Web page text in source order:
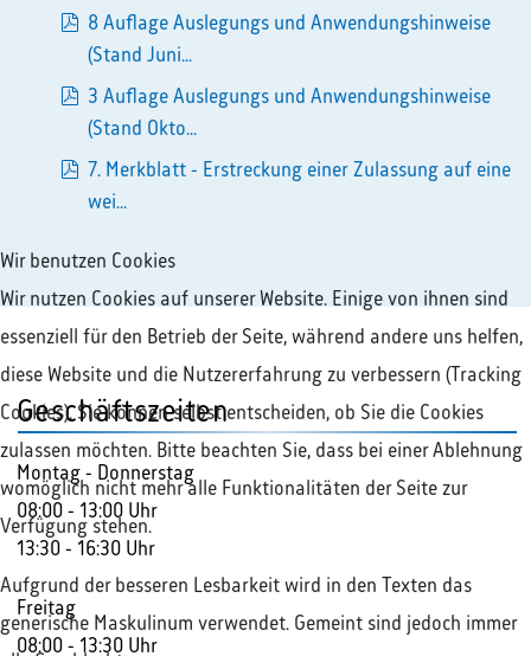
pdf
pdf
8 Auflage Auslegungs und Anwendungshinweise
(Stand Juni...
pdf
3 Auflage Auslegungs und Anwendungshinweise
(Stand Okto...
pdf
7. Merkblatt - Erstreckung einer Zulassung auf eine
wei...
Geschäftszeiten
Montag - Donnerstag
08:00 - 13:00 Uhr
13:30 - 16:30 Uhr
Freitag
08:00 - 13:30 Uhr
Wir benutzen Cookies
Wir nutzen Cookies auf unserer Website. Einige von ihnen sind
essenziell für den Betrieb der Seite, während andere uns helfen,
diese Website und die Nutzererfahrung zu verbessern (Tracking
Cookies). Sie können selbst entscheiden, ob Sie die Cookies
zulassen möchten. Bitte beachten Sie, dass bei einer Ablehnung
womöglich nicht mehr alle Funktionalitäten der Seite zur
Verfügung stehen.
Aufgrund der besseren Lesbarkeit wird in den Texten das
generische Maskulinum verwendet. Gemeint sind jedoch immer